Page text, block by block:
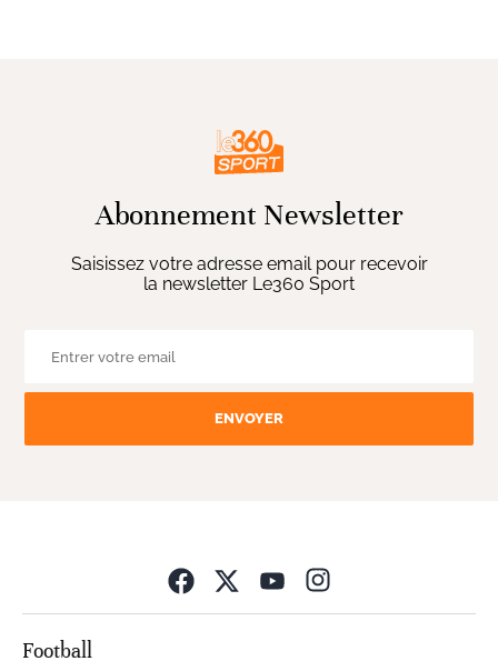
Abonnement Newsletter
Saisissez votre adresse email pour recevoir
la newsletter Le360 Sport
ENVOYER
Football